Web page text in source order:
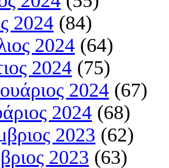
2024 (84)
2024 (64)
2024 (75)
2024 (67)
2024 (68)
2023 (62)
2023 (63)